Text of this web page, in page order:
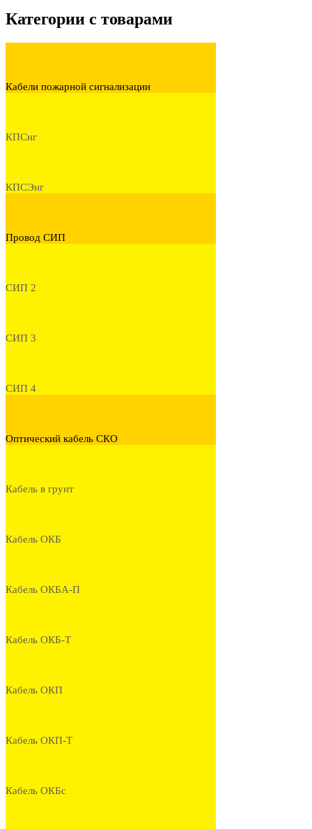
Категории с товарами
Кабели пожарной сигнализации
КПСнг
КПСЭнг
Провод СИП
СИП 2
СИП 3
СИП 4
Оптический кабель СКО
Кабель в грунт
Кабель ОКБ
Кабель ОКБА-П
Кабель ОКБ-Т
Кабель ОКП
Кабель ОКП-Т
Кабель ОКБс